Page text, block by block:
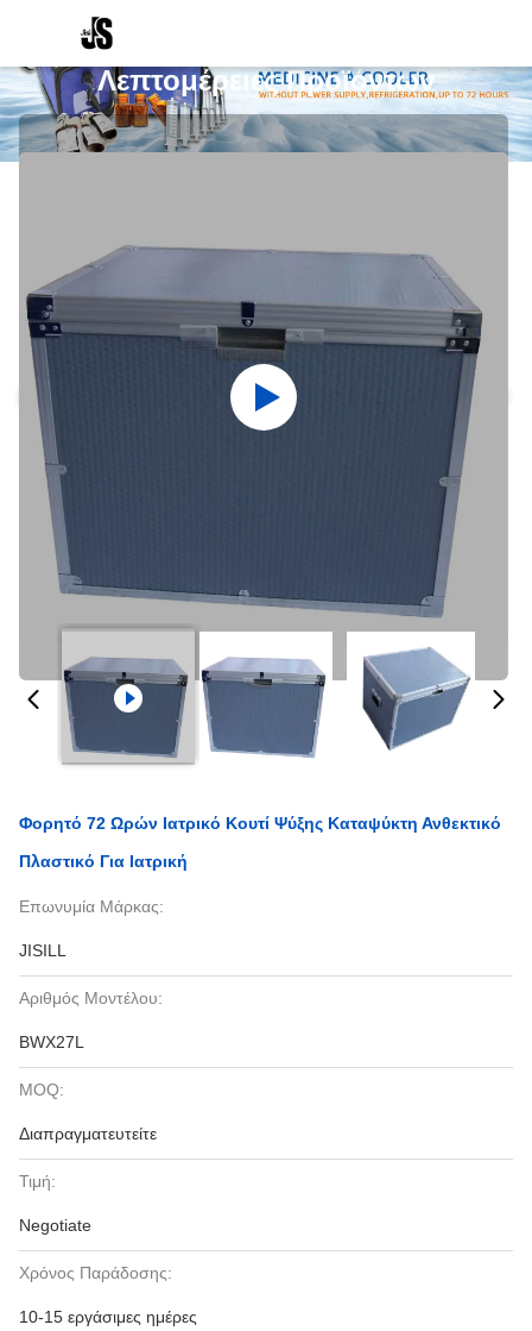
Λεπτομέρειες Προϊόντων
Φορητό 72 Ωρών Ιατρικό Κουτί Ψύξης Καταψύκτη Ανθεκτικό
Πλαστικό Για Ιατρική
Επωνυμία Μάρκας:
JISILL
Αριθμός Μοντέλου:
BWX27L
MOQ:
Διαπραγματευτείτε
Τιμή:
Negotiate
Χρόνος Παράδοσης:
10-15 εργάσιμες ημέρες